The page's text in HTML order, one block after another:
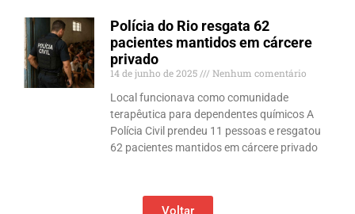
Polícia do Rio resgata 62
pacientes mantidos em cárcere
privado
14 de junho de 2025
Nenhum comentário
Local funcionava como comunidade
terapêutica para dependentes químicos A
Polícia Civil prendeu 11 pessoas e resgatou
62 pacientes mantidos em cárcere privado
Voltar